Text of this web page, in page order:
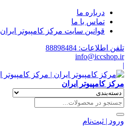
درباره ما
تماس با ما
قوانین سایت مرکز کامپیوتر ایران
تلفن اطلاعات: 88898484
info@iccshop.ir
|
مرکز کامپیوتر ایران
ورود | ثبت‌نام